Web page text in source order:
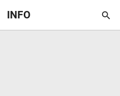
INFO 